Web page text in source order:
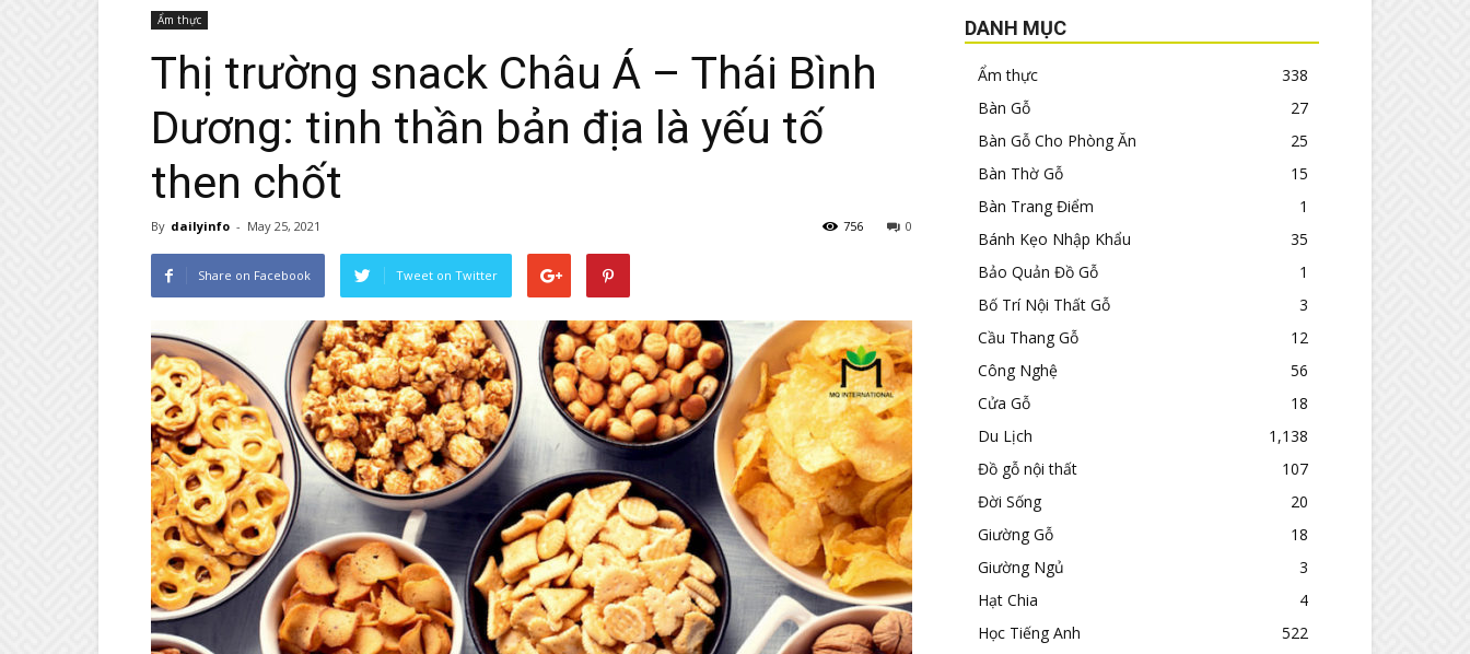
Ẩm thực
Thị trường snack Châu Á – Thái Bình
Dương: tinh thần bản địa là yếu tố
then chốt
By dailyinfo - May 25, 2021 0
756
Share on Facebook Tweet on Twitter
DANH MỤC
Ẩm thực
338
Bàn Gỗ
27
Bàn Gỗ Cho Phòng Ăn
25
Bàn Thờ Gỗ
15
Bàn Trang Điểm
1
Bánh Kẹo Nhập Khẩu
35
Bảo Quản Đồ Gỗ
1
Bố Trí Nội Thất Gỗ
3
Cầu Thang Gỗ
12
Công Nghệ
56
Cửa Gỗ
18
Du Lịch
1,138
Đồ gỗ nội thất
107
Đời Sống
20
Giường Gỗ
18
Giường Ngủ
3
Hạt Chia
4
Học Tiếng Anh
522